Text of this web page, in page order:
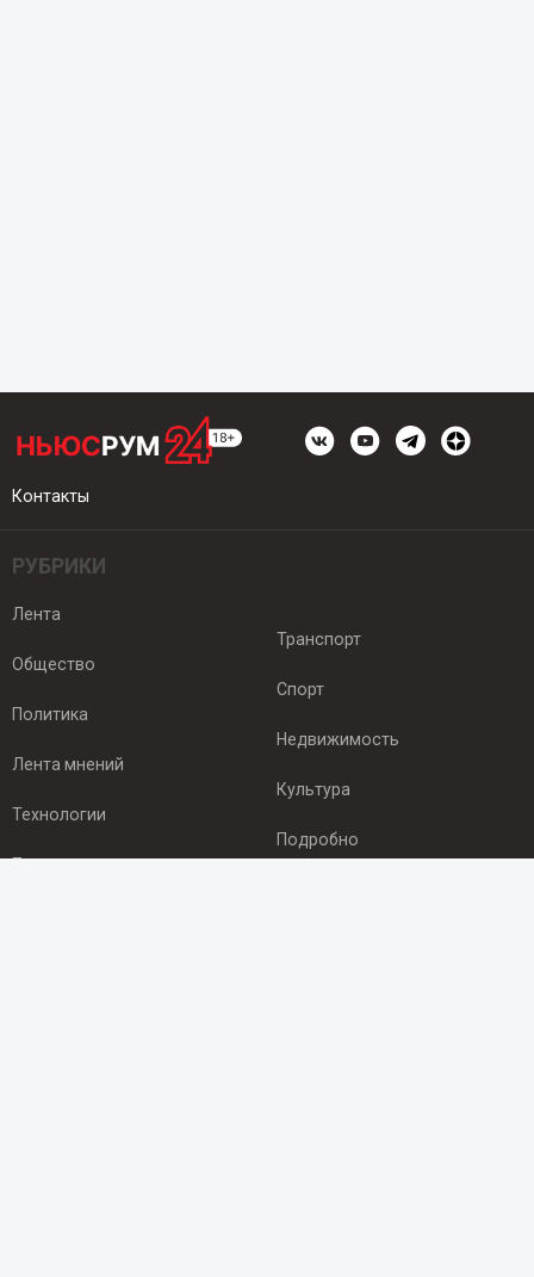
Контакты
РУБРИКИ
Лента
Общество
Политика
Лента мнений
Технологии
Происшествия
Транспорт
Спорт
Недвижимость
Культура
Подробно